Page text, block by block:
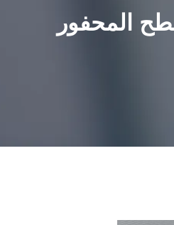
المحفور